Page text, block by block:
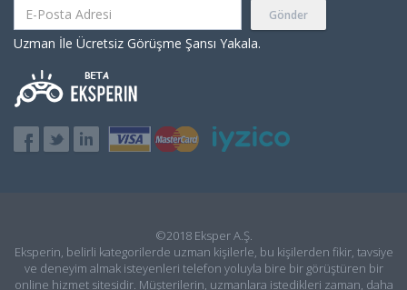
Gönder
Uzman İle Ücretsiz Görüşme Şansı Yakala.
©2018 Eksper A.Ş.
Eksperin, belirli kategorilerde uzman kişilerle, bu kişilerden fikir, tavsiye
ve deneyim almak isteyenleri telefon yoluyla bire bir görüştüren bir
online hizmet sitesidir. Müşterilerin, uzmanlara istedikleri zaman, daha